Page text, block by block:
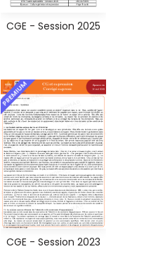
CGE - Session 2025
PREMIUM
CGE - Session 2023